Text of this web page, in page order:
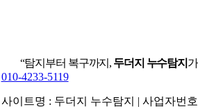
“탐지부터 복구까지, 두더지 누수탐지
010-4233-5119
사이트명 : 두더지 누수탐지 | 사업자번호